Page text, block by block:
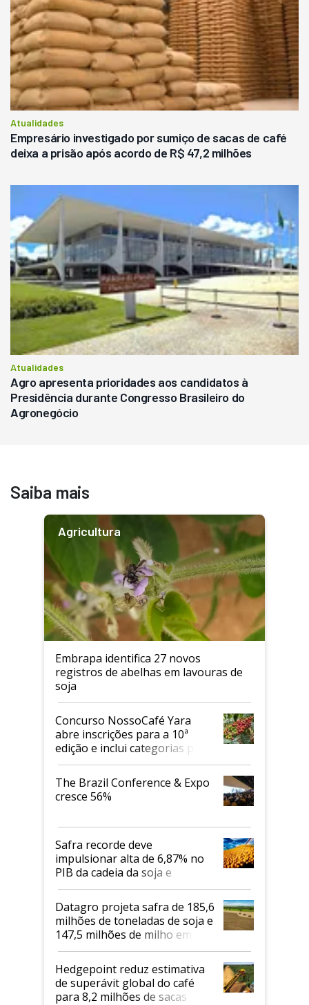
Atualidades
Empresário investigado por sumiço de sacas de café
deixa a prisão após acordo de R$ 47,2 milhões
Atualidades
Agro apresenta prioridades aos candidatos à
Presidência durante Congresso Brasileiro do
Agronegócio
Saiba mais
Agricultura
Embrapa identifica 27 novos
registros de abelhas em lavouras de
soja
Concurso NossoCafé Yara
abre inscrições para a 10ª
edição e inclui categorias para
cafés Canephora
The Brazil Conference & Expo
cresce 56%
Safra recorde deve
impulsionar alta de 6,87% no
PIB da cadeia da soja e
biodiesel em 2026
Datagro projeta safra de 185,6
milhões de toneladas de soja e
147,5 milhões de milho em
2026/27
Hedgepoint reduz estimativa
de superávit global do café
para 8,2 milhões de sacas